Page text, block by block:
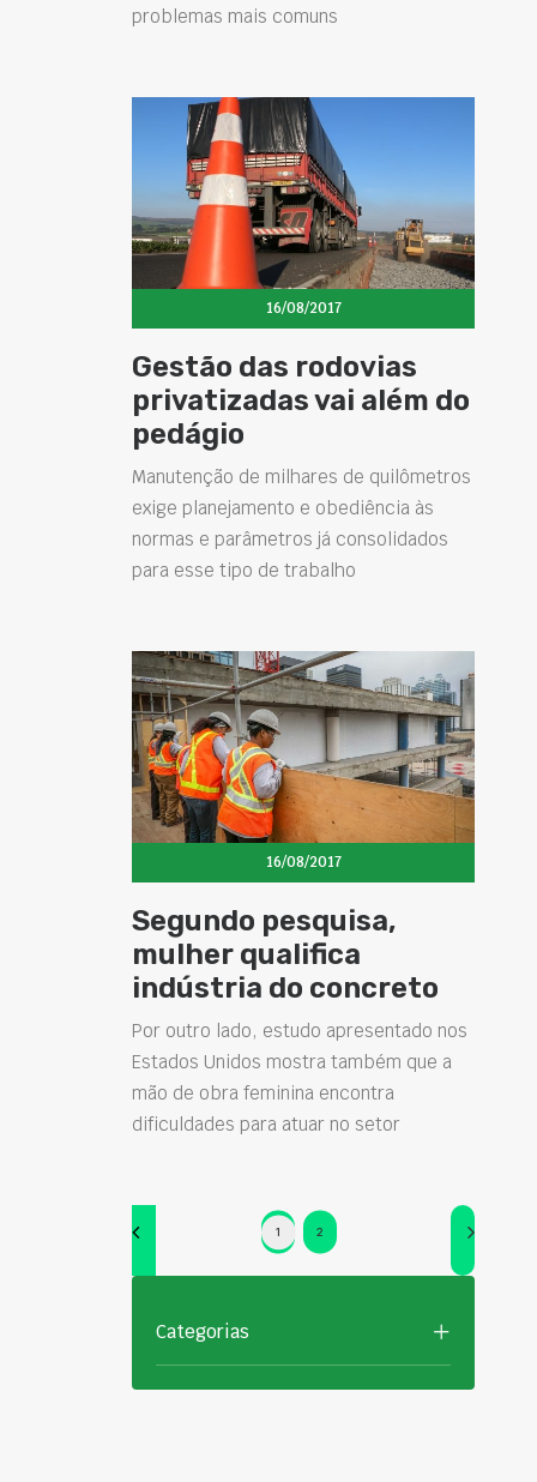
problemas mais comuns
16/08/2017
Gestão das rodovias
privatizadas vai além do
pedágio
Manutenção de milhares de quilômetros
exige planejamento e obediência às
normas e parâmetros já consolidados
para esse tipo de trabalho
16/08/2017
Segundo pesquisa,
mulher qualifica
indústria do concreto
Por outro lado, estudo apresentado nos
Estados Unidos mostra também que a
mão de obra feminina encontra
dificuldades para atuar no setor
1 2
Categorias